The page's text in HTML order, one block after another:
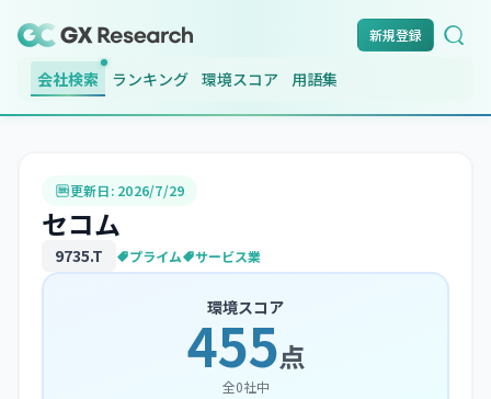
新規登録
会社検索 ランキング 環境スコア 用語集
更新日: 2026/7/29
セコム
9735.T プライム サービス業
環境スコア
455点
全0社中